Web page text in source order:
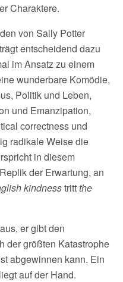
Charaktere.
von Sally Potter
entscheidend dazu
im Ansatz zu einem
wunderbare Komödie,
Politik und Leben,
und Emanzipation,
correctness und
radikale Weise die
in diesem
der Erwartung, an
kindnesstrittthe
er gibt den
der größten Katastrophe
abgewinnen kann. Ein
auf der Hand.